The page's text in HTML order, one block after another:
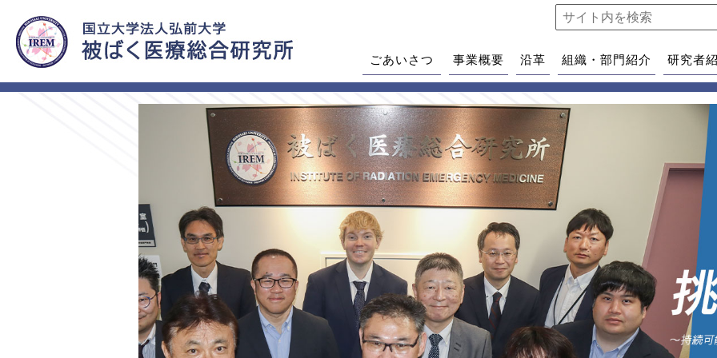
ごあいさつ 事業概要 沿革 組織・部門紹介 研究者